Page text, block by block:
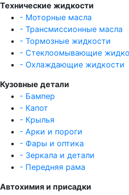
Технические жидкости
- Моторные масла
- Трансмиссионные масла
- Тормозные жидкости
- Стеклоомывающие
- Охлаждающие жидкости
Кузовные детали
- Бампер
- Капот
- Крылья
- Арки и пороги
- Фары и оптика
- Зеркала и детали
- Передняя рама
Автохимия и присадки